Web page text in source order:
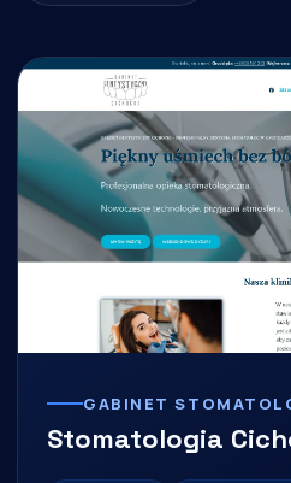
GABINET
Stomatologia